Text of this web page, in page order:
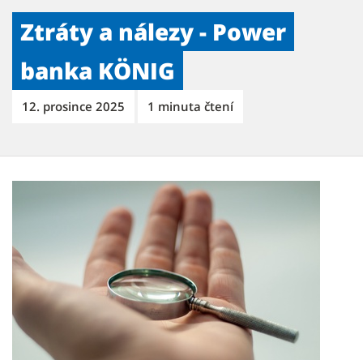
Ztráty a nálezy - Power
banka KÖNIG
12. prosince 2025 1 minuta čtení